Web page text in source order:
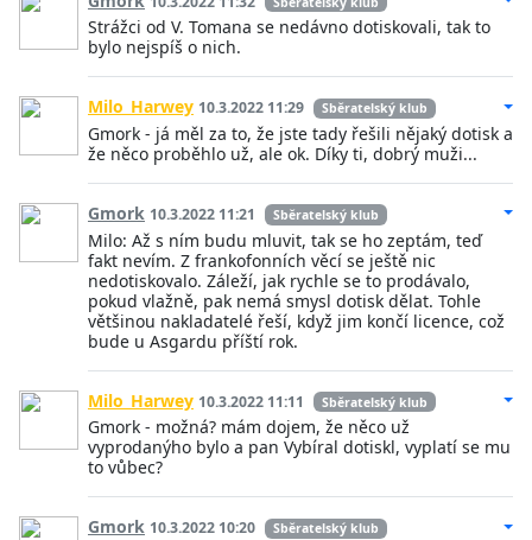
Strážci od V. Tomana se nedávno dotiskovali, tak to
bylo nejspíš o nich.
Milo_Harwey 10.3.2022 11:29 Sběratelský klub
Gmork - já měl za to, že jste tady řešili nějaký dotisk a
že něco proběhlo už, ale ok. Díky ti, dobrý muži...
Gmork 10.3.2022 11:21 Sběratelský klub
Milo: Až s ním budu mluvit, tak se ho zeptám, teď
fakt nevím. Z frankofonních věcí se ještě nic
nedotiskovalo. Záleží, jak rychle se to prodávalo,
pokud vlažně, pak nemá smysl dotisk dělat. Tohle
většinou nakladatelé řeší, když jim končí licence, což
bude u Asgardu příští rok.
Milo_Harwey 10.3.2022 11:11 Sběratelský klub
Gmork - možná? mám dojem, že něco už
vyprodanýho bylo a pan Vybíral dotiskl, vyplatí se mu
to vůbec?
Gmork 10.3.2022 10:20 Sběratelský klub